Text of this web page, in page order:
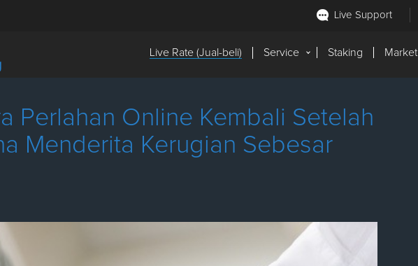
Live Support
Live Rate (Jual-beli) Service Staking Market
Perlahan Online Kembali Setelah
Menderita Kerugian Sebesar